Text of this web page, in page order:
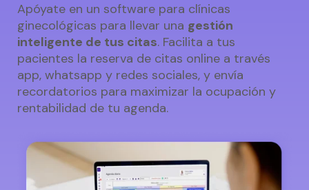
Apóyate en un software para clínicas
ginecológicas para llevar una gestión
inteligente de tus citas. Facilita a tus
pacientes la reserva de citas online a través
app, whatsapp y redes sociales, y envía
recordatorios para maximizar la ocupación y
rentabilidad de tu agenda.